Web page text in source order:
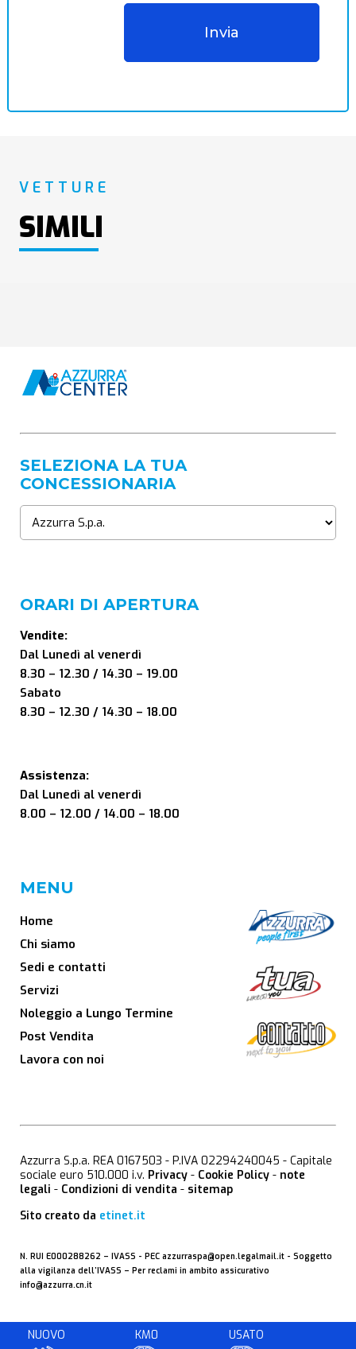
NUOVO KM0 USATO
VETTURE
SIMILI
SELEZIONA LA TUA
CONCESSIONARIA
ORARI DI APERTURA
Vendite:
Dal Lunedì al venerdì
8.30 – 12.30 / 14.30 – 19.00
Sabato
8.30 – 12.30 / 14.30 – 18.00
Assistenza:
Dal Lunedì al venerdì
8.00 – 12.00 / 14.00 – 18.00
MENU
Home
Chi siamo
Sedi e contatti
Servizi
Noleggio a Lungo Termine
Post Vendita
Lavora con noi
Azzurra S.p.a. REA 0167503 - P.IVA 02294240045 - Capitale
sociale euro 510.000 i.v. Privacy - Cookie Policy - note
legali - Condizioni di vendita - sitemap
Sito creato da etinet.it
N. RUI E000288262 – IVASS - PEC azzurraspa@open.legalmail.it - Soggetto
alla vigilanza dell’IVASS – Per reclami in ambito assicurativo
info@azzurra.cn.it